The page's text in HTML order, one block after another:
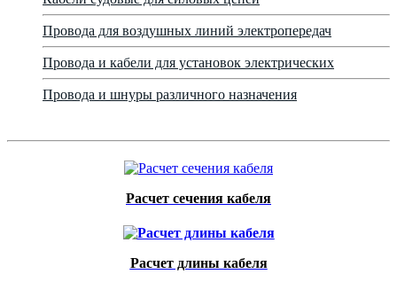
Провода для воздушных линий электропередач
Провода и кабели для установок электрических
Провода и шнуры различного назначения
Расчет сечения кабеля
Расчет длины кабеля